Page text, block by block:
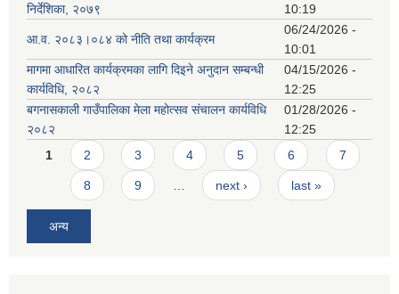
निर्देशिका, २०७९
10:19
आ.व. २०८३।०८४ को नीति तथा कार्यक्रम
06/24/2026 -
10:01
मागमा आधारित कार्यक्रमका लागि दिइने अनुदान सम्बन्धी
कार्यविधि, २०८२
04/15/2026 -
12:25
बगनासकाली गाउँपालिका मेला महोत्सव संचालन कार्यविधि
२०८२
01/28/2026 -
12:25
Pages
1 2 3 4 5 6 7
8 9 next › last »
अन्य